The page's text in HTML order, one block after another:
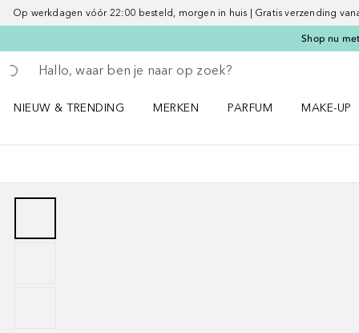
Op werkdagen vóór 22:00 besteld, morgen in huis | Gratis verzending
Shop nu
Ga terug
Zoekopdracht uitvoeren
NIEUW & TRENDING
MERKEN
PARFUM
MAKE-UP